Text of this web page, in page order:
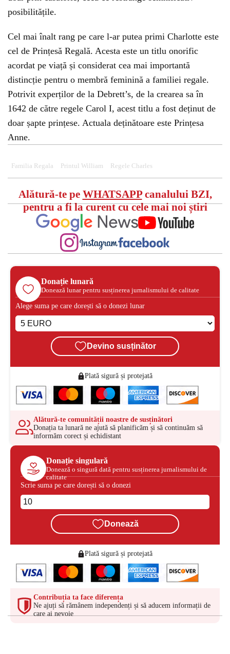
posibilitățile.
Cel mai înalt rang pe care l-ar putea primi Charlotte este
cel de Prințesă Regală. Acesta este un titlu onorific
acordat pe viață și considerat cea mai importantă
distincție pentru o membră feminină a familiei regale.
Potrivit experților de la Debrett’s, de la crearea sa în
1642 de către regele Carol I, acest titlu a fost deținut de
doar șapte prințese. Actuala deținătoare este Prințesa
Anne.
Familia Regala Printul William Regele Charles
Alătură-te pe WHATSAPPcanalului BZI,
pentru a fi la curent cu cele mai noi știri
Donație lunară
Donează lunar pentru susținerea jurnalismului de calitate
Alege suma pe care dorești să o donezi lunar
Devino susținător
Plată sigură și protejată
Alătură-te comunității noastre de susținători
Donația ta lunară ne ajută să planificăm și să continuăm să
informăm corect și echidistant
Donație singulară
Donează o singură dată pentru susținerea jurnalismului de
calitate
Scrie suma pe care dorești să o donezi
Donează
Plată sigură și protejată
Contribuția ta face diferența
Ne ajuți să rămânem independenți și să aducem informații de
care ai nevoie